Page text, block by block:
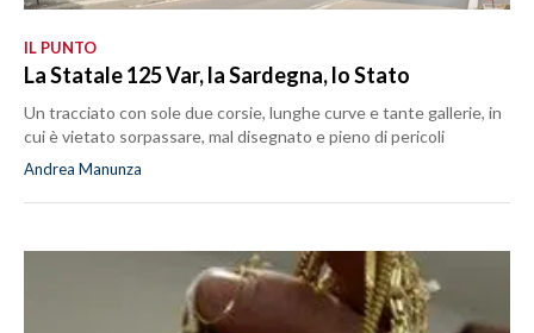
IL PUNTO
La Statale 125 Var, la Sardegna, lo Stato
Un tracciato con sole due corsie, lunghe curve e tante gallerie, in
cui è vietato sorpassare, mal disegnato e pieno di pericoli
Andrea Manunza